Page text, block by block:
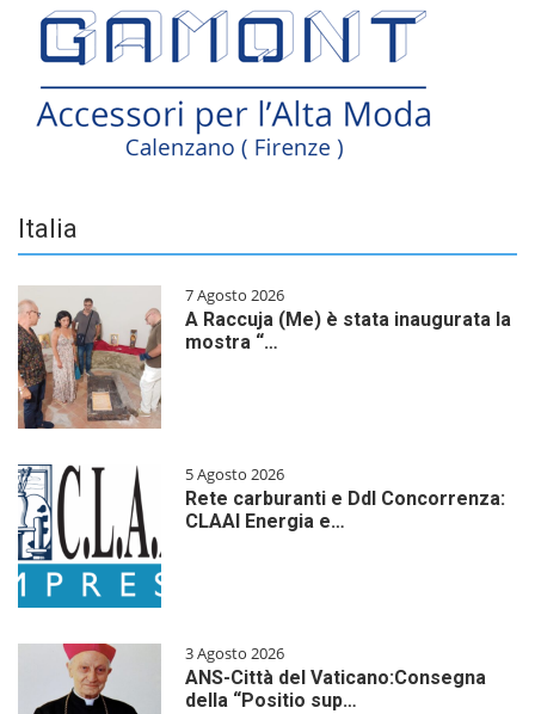
Italia
7 Agosto 2026
A Raccuja (Me) è stata inaugurata la
mostra “…
5 Agosto 2026
Rete carburanti e Ddl Concorrenza:
CLAAI Energia e…
3 Agosto 2026
ANS-Città del Vaticano:Consegna
della “Positio sup…